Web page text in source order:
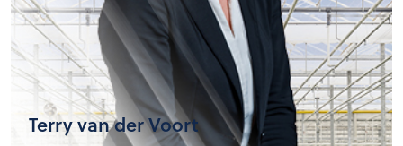
Terry van der Voort